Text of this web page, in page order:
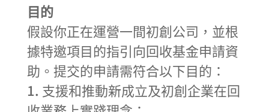
目的
假設你正在運營一間初創公司，並根
據特邀項目的指引向回收基金申請資
助。提交的申請需符合以下目的：
1. 支援和推動新成立及初創企業在回